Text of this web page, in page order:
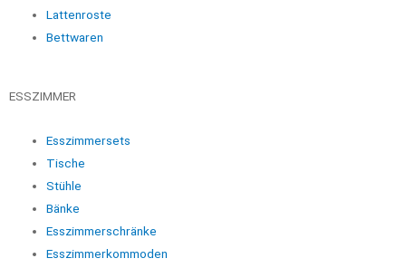
Lattenroste
Bettwaren
ESSZIMMER
Esszimmersets
Tische
Stühle
Bänke
Esszimmerschränke
Esszimmerkommoden